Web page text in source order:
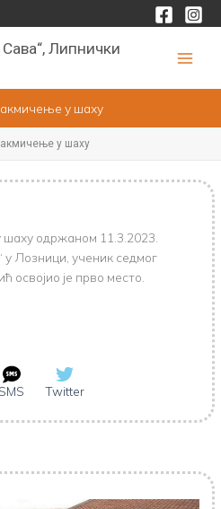
Липнички
у шаху
у шаху
одржаном 11.3.2023.
Лозници, ученик седмог
освојио је прво место.
SMS Twitter